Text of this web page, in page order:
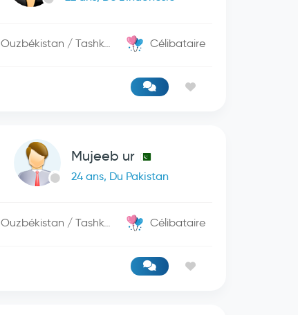
Ouzbékistan / Tashkent Célibataire
Mujeeb ur
24 ans, Du Pakistan
Ouzbékistan / Tashkent Célibataire